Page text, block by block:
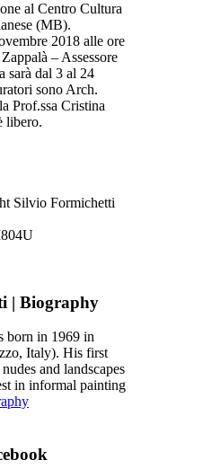
al Centro Cultura
(MB).
2018 alle ore
– Assessore
sarà dal 3 al 24
sono Arch.
Prof.ssa Cristina
libero.
Silvio Formichetti
| Biography
born in 1969 in
Italy). His first
and landscapes
in informal painting